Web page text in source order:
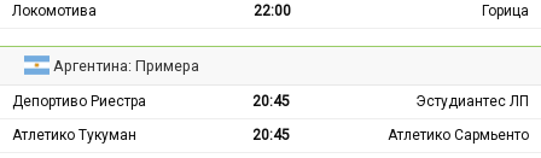
Локомотива
22:00 Горица
Аргентина: Примера
Депортиво Риестра 20:45
Эстудиантес ЛП
Атлетико Тукуман
20:45
Атлетико Сармьенто